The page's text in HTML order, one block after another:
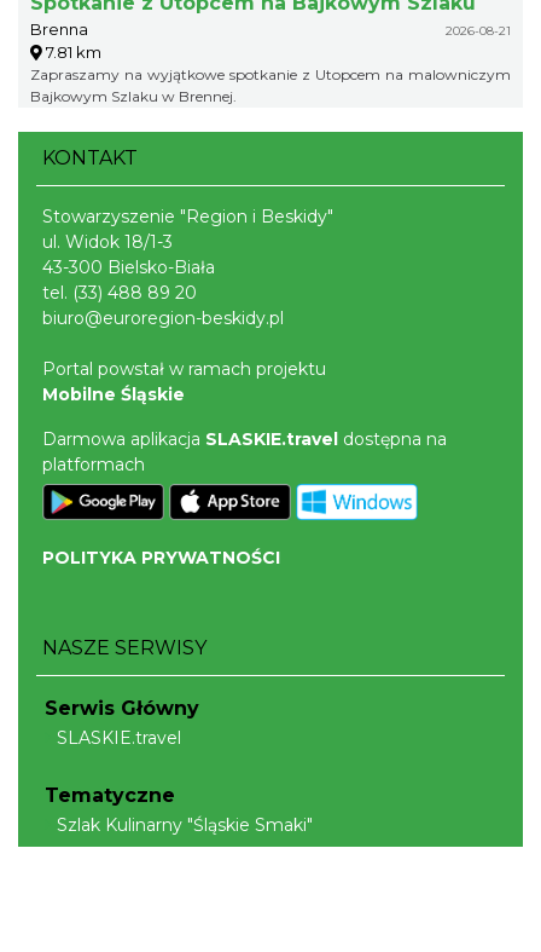
Brenna 2026-08-21
7.81 km
Zapraszamy na wyjątkowe spotkanie z Utopcem na malowniczym
Bajkowym Szlaku w Brennej.
KONTAKT
Stowarzyszenie "Region i Beskidy"
ul. Widok 18/1-3
43-300 Bielsko-Biała
tel. (33) 488 89 20
biuro@euroregion-beskidy.pl
Portal powstał w ramach projektu
Mobilne Śląskie
Darmowa aplikacja SLASKIE.travel dostępna na
platformach
POLITYKA PRYWATNOŚCI
NASZE SERWISY
Serwis Główny
SLASKIE.travel
Tematyczne
Szlak Kulinarny "Śląskie Smaki"
Szlak Orlich Gniazd